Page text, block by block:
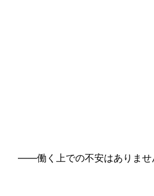
――働く上での不安はありませ